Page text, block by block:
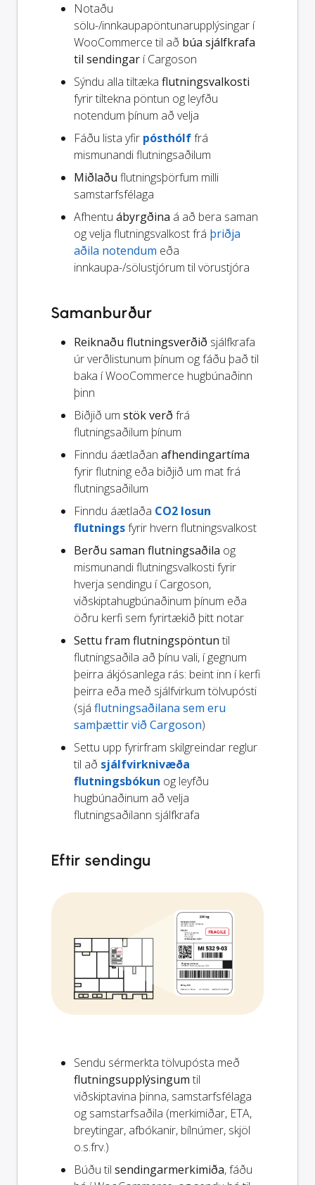
Notaðu
sölu-/innkaupapöntunarupplýsingar í
WooCommerce til að búa sjálfkrafa
til sendingar í Cargoson
Sýndu alla tiltæka flutningsvalkosti
fyrir tiltekna pöntun og leyfðu
notendum þínum að velja
Fáðu lista yfir pósthólffrá
mismunandi flutningsaðilum
Miðlaðu flutningsþörfum milli
samstarfsfélaga
Afhentu ábyrgðina á að bera saman
og velja flutningsvalkost frá þriðja
aðila notendum eða
innkaupa-/sölustjórum til vörustjóra
Samanburður
Reiknaðu flutningsverðið sjálfkrafa
úr verðlistunum þínum og fáðu það til
baka í WooCommerce hugbúnaðinn
þinn
Biðjið um stök verð frá
flutningsaðilum þínum
Finndu áætlaðan afhendingartíma
fyrir flutning eða biðjið um mat frá
flutningsaðilum
Finndu áætlaða CO2 losun
flutningsfyrir hvern flutningsvalkost
Berðu saman flutningsaðila og
mismunandi flutningsvalkosti fyrir
hverja sendingu í Cargoson,
viðskiptahugbúnaðinum þínum eða
öðru kerfi sem fyrirtækið þitt notar
Settu fram flutningspöntun til
flutningsaðila að þínu vali, í gegnum
þeirra ákjósanlega rás: beint inn í kerfi
þeirra eða með sjálfvirkum tölvupósti
(sjá flutningsaðilana sem eru
samþættir við Cargoson)
Settu upp fyrirfram skilgreindar reglur
til að sjálfvirknivæða
flutningsbókun og leyfðu
hugbúnaðinum að velja
flutningsaðilann sjálfkrafa
Eftir sendingu
Sendu sérmerkta tölvupósta með
flutningsupplýsingum til
viðskiptavina þinna, samstarfsfélaga
og samstarfsaðila (merkimiðar, ETA,
breytingar, afbókanir, bílnúmer, skjöl
o.s.frv.)
Búðu til sendingarmerkimiða, fáðu